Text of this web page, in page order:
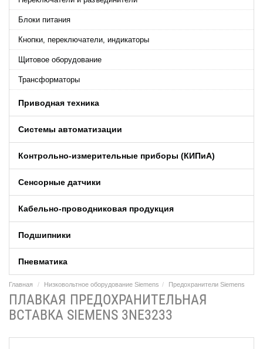
Блоки питания
Кнопки, переключатели, индикаторы
Щитовое оборудование
Трансформаторы
Приводная техника
Системы автоматизации
Контрольно-измерительные приборы (КИПиA)
Сенсорные датчики
Кабельно-проводниковая продукция
Подшипники
Пневматика
Главная Низковольтное оборудование Siemens Предохранители Siemens
ПЛАВКАЯ ПРЕДОХРАНИТЕЛЬНАЯ
ВСТАВКА SIEMENS 3NE3233